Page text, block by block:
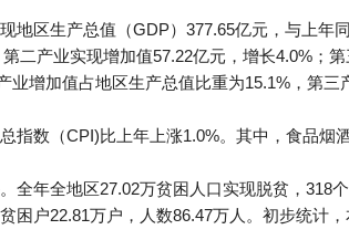
地区生产总值（GDP）377.65亿元，与上年
二产业实现增加值57.22亿元，增长4.0%；
业增加值占地区生产总值比重为15.1%，第三
指数（CPI)比上年上涨1.0%。其中，食品烟
全年全地区27.02万贫困人口实现脱贫，318
困户22.81万户，人数86.47万人。初步统计，